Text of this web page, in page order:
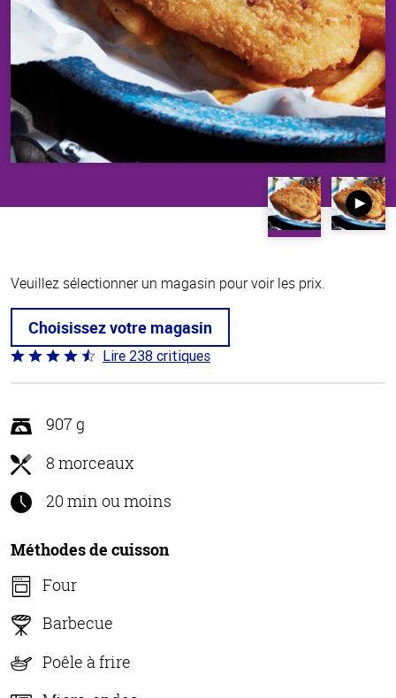
Veuillez sélectionner un magasin pour voir les prix.
Choisissez votre magasin
Coté
4.4 sur
Lire 238 critiques
907 g
8 morceaux
20 min ou moins
Méthodes de cuisson
Four
Barbecue
Poêle à frire